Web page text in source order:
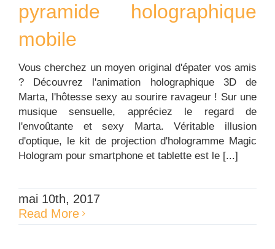
pyramide holographique
mobile
Vous cherchez un moyen original d'épater vos amis
? Découvrez l'animation holographique 3D de
Marta, l'hôtesse sexy au sourire ravageur ! Sur une
musique sensuelle, appréciez le regard de
l'envoûtante et sexy Marta. Véritable illusion
d'optique, le kit de projection d'hologramme Magic
Hologram pour smartphone et tablette est le [...]
mai 10th, 2017
Read More